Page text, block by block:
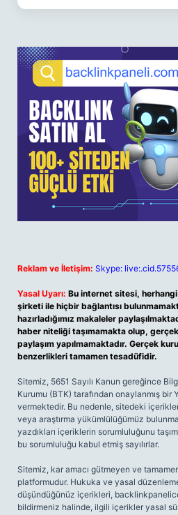
Reklam ve İletişim: Skype:
Yasal Uyarı: Bu internet sitesi,
şirketi ile hiçbir bağlantısı
hazırladığımız makaleler
haber niteliği taşımamakta olup,
paylaşım yapılmamaktadır. Gerçek
benzerlikleri tamamen tesadüfidir.
Sitemiz, 5651 Sayılı Kanun gereğince
Kurumu (BTK) tarafından onaylanmış bir
vermektedir. Bu nedenle, sitedeki
veya araştırma yükümlülüğümüz
yazdıkları içeriklerin sorumluluğunu
bu sorumluluğu kabul etmiş sayılırlar.
Sitemiz, kar amacı gütmeyen ve
platformudur. Hukuka ve yasal
düşündüğünüz içerikleri,
bildirmeniz halinde, ilgili içerikler yasal